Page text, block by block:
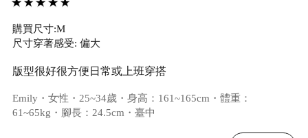
購買尺寸:M
尺寸穿著感受: 偏大
版型很好很方便日常或上班穿搭
Emily・女性・25~34歲・身高：161~165cm・體重：
61~65kg・腳長：24.5cm・臺中